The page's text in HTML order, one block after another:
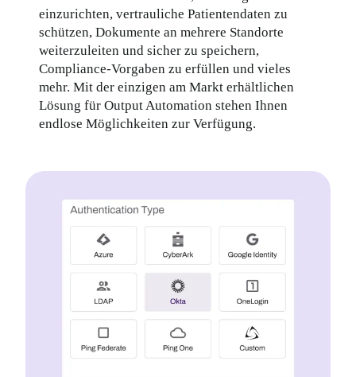
einzurichten, vertrauliche Patientendaten zu
schützen, Dokumente an mehrere Standorte
weiterzuleiten und sicher zu speichern,
Compliance-Vorgaben zu erfüllen und vieles
mehr. Mit der einzigen am Markt erhältlichen
Lösung für Output Automation stehen Ihnen
endlose Möglichkeiten zur Verfügung.